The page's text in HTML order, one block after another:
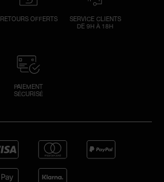
RETOURS OFFERTS
SERVICE CLIENTS
DE 9H À 18H
PAIEMENT
SÉCURISÉ